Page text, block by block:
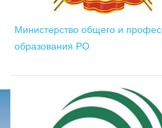
Министерство общего и
образования РО